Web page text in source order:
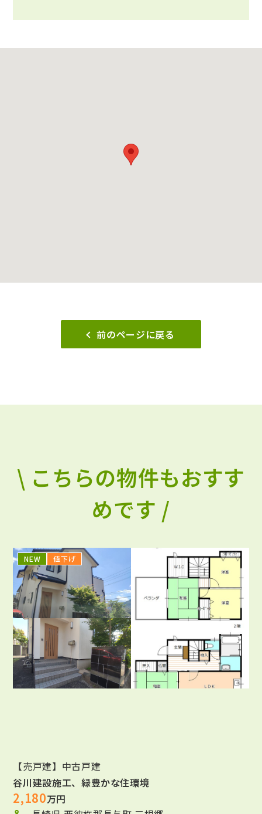
前のページに戻る
\ こちらの物件もおすす
めです /
NEW 値下げ
【売戸建】中古戸建
谷川建設施工、緑豊かな住環境
2,180万円